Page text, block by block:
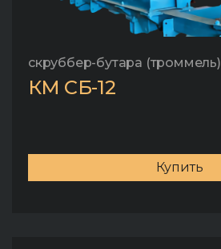
скруббер-бутара (троммель)
КМ СБ-12
Купить